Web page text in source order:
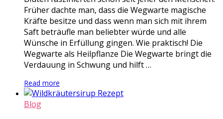
Früher dachte man, dass die Wegwarte magische
Kräfte besitze und dass wenn man sich mit ihrem
Saft beträufle man beliebter würde und alle
Wünsche in Erfüllung gingen. Wie praktisch! Die
Wegwarte als Heilpflanze Die Wegwarte bringt die
Verdauung in Schwung und hilft …
Read more
Blog